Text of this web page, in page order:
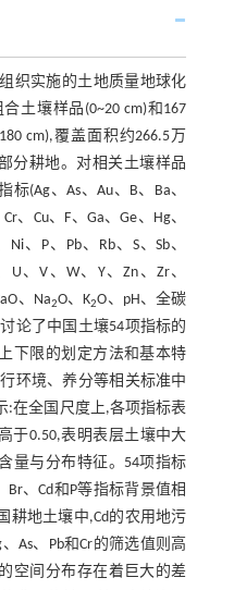
织实施的土地质量地球化
土壤样品(0~20 cm)和167
cm),覆盖面积约266.5万
分耕地。对相关土壤样品
(Ag、As、Au、B、Ba、
、Cu、F、Ga、Ge、Hg、
、P、Pb、Rb、S、Sb、
U、V、W、Y、Zn、Zr、
、Na2O、K2O、pH、全碳
论了中国土壤54项指标的
下限的划定方法和基本特
环境、养分等相关标准中
:在全国尺度上,各项指标表
于0.50,表明表层土壤中大
量与分布特征。54项指标
Br、Cd和P等指标背景值相
耕地土壤中,Cd的农用地污
As、Pb和Cr的筛选值则高
空间分布存在着巨大的差